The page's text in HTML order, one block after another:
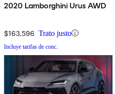
2020 Lamborghini Urus AWD
$163,596 Trato justo
Incluye tarifas de conc.